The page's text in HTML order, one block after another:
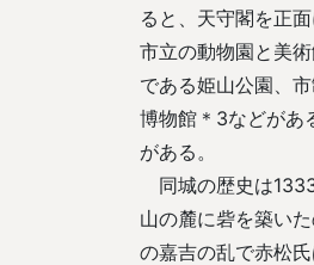
ると、天守閣を正
市立の動物園と美
である姫山公園、
博物館＊3などがあ
がある。
同城の歴史は
山の麓に砦を築い
の嘉吉の乱で赤松